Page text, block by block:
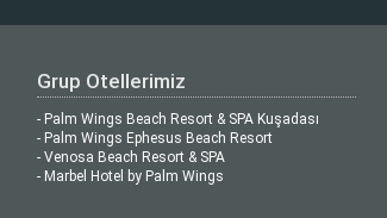
Grup Otellerimiz
- Palm Wings Beach Resort & SPA Kuşadası
- Palm Wings Ephesus Beach Resort
- Venosa Beach Resort & SPA
- Marbel Hotel by Palm Wings